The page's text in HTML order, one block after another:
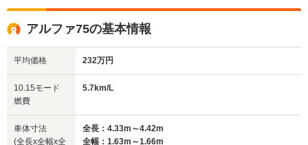
サイズ
(全長x全幅x全高)
全高
1.7m～1.73m
全高
1.76m
全
アルファ75の基本情報
平均価格 232万円
10.15モード
燃費
5.7km/L
車体寸法
(全長x全幅x全
全長：4.33m～4.42m
全幅：1.63m～1.66m